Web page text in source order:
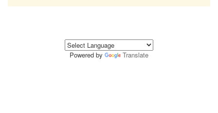
Powered by Translate